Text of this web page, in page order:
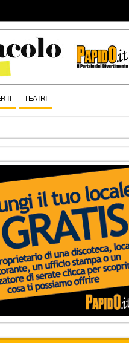
TEATRI